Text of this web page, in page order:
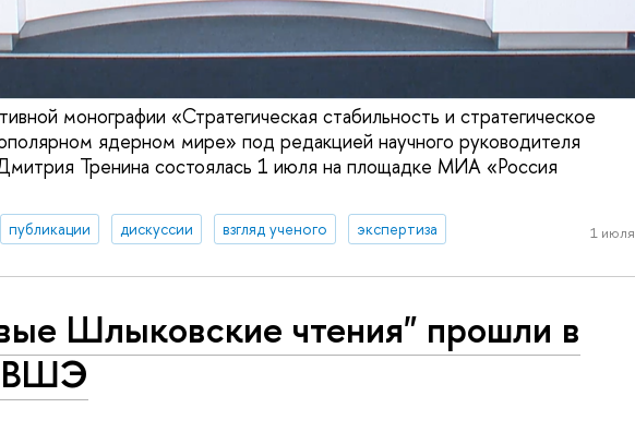
монографии «Стратегическая стабильность и стратегическое
ядерном мире» под редакцией научного руководителя
Тренина состоялась 1 июля на площадке МИА «Россия
публикации дискуссии взгляд ученого экспертиза 1 июля
Шлыковские чтения" прошли в